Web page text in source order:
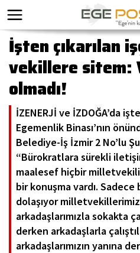
İşten çıkarılan
vekillere sitem:
olmadı!
İZENERJİ ve İZDOĞA’da
Egemenlik Binası’nın
Belediye-İş İzmir 2 No’lu
“Bürokratlara sürekli
maalesef hiçbir
bir konuşma vardı. Sadece
dolaşıyor
arkadaşlarımızla sokakta
derken arkadaşlarla
arkadaşlarımızın yanına